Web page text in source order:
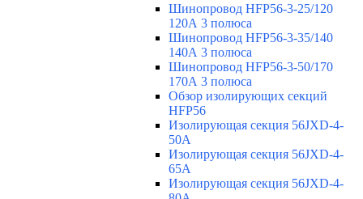
Шинопровод HFP56-3-25/120
120А 3 полюса
Шинопровод HFP56-3-35/140
140А 3 полюса
Шинопровод HFP56-3-50/170
170А 3 полюса
Обзор изолирующих секций
HFP56
Изолирующая секция 56JXD-4-
50A
Изолирующая секция 56JXD-4-
65A
Изолирующая секция 56JXD-4-